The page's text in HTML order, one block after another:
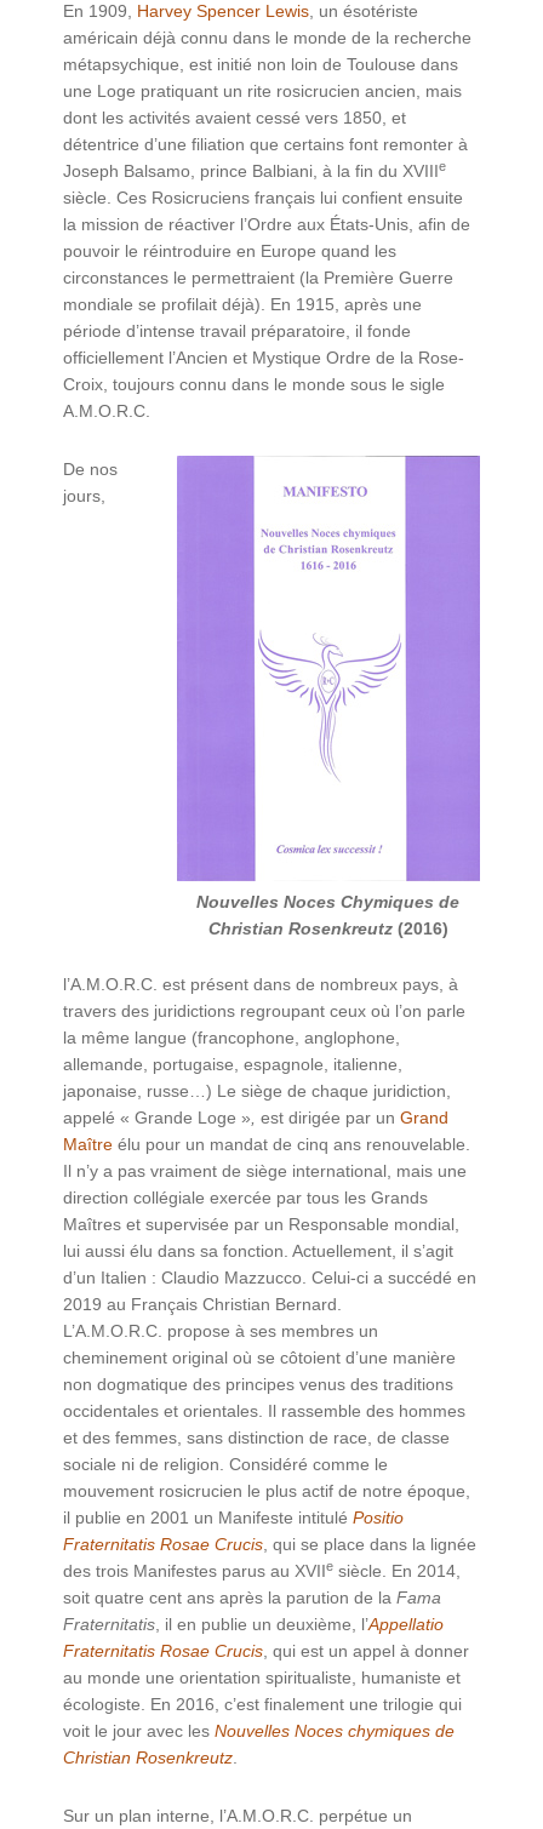
En 1909, Harvey Spencer Lewis, un ésotériste
américain déjà connu dans le monde de la recherche
métapsychique, est initié non loin de Toulouse dans
une Loge pratiquant un rite rosicrucien ancien, mais
dont les activités avaient cessé vers 1850, et
détentrice d’une filiation que certains font remonter à
Joseph Balsamo, prince Balbiani, à la fin du XVIIIe
siècle. Ces Rosicruciens français lui confient ensuite
la mission de réactiver l’Ordre aux États-Unis, afin de
pouvoir le réintroduire en Europe quand les
circonstances le permettraient (la Première Guerre
mondiale se profilait déjà). En 1915, après une
période d’intense travail préparatoire, il fonde
officiellement l’Ancien et Mystique Ordre de la Rose-
Croix, toujours connu dans le monde sous le sigle
A.M.O.R.C.
Nouvelles Noces Chymiques de
Christian Rosenkreutz(2016)
De nos
jours,
l’A.M.O.R.C. est présent dans de nombreux pays, à
travers des juridictions regroupant ceux où l’on parle
la même langue (francophone, anglophone,
allemande, portugaise, espagnole, italienne,
japonaise, russe…) Le siège de chaque juridiction,
appelé « Grande Loge », est dirigée par unGrand
Maître élu pour un mandat de cinq ans renouvelable.
Il n’y a pas vraiment de siège international, mais une
direction collégiale exercée par tous les Grands
Maîtres et supervisée par un Responsable mondial,
lui aussi élu dans sa fonction. Actuellement, il s’agit
d’un Italien : Claudio Mazzucco. Celui-ci a succédé en
2019 au Français Christian Bernard.
L’A.M.O.R.C. propose à ses membres un
cheminement original où se côtoient d’une manière
non dogmatique des principes venus des traditions
occidentales et orientales. Il rassemble des hommes
et des femmes, sans distinction de race, de classe
sociale ni de religion. Considéré comme le
mouvement rosicrucien le plus actif de notre époque,
il publie en 2001 un Manifeste intituléPositio
Fraternitatis Rosae Crucis, qui se place dans la lignée
des trois Manifestes parus au XVIIe siècle. En 2014,
soit quatre cent ans après la parution de laFama
Fraternitatis, il en publie un deuxième, l’Appellatio
Fraternitatis Rosae Crucis, qui est un appel à donner
au monde une orientation spiritualiste, humaniste et
écologiste. En 2016, c’est finalement une trilogie qui
voit le jour avec lesNouvelles Noces chymiques de
Christian Rosenkreutz.
Sur un plan interne, l’A.M.O.R.C. perpétue un